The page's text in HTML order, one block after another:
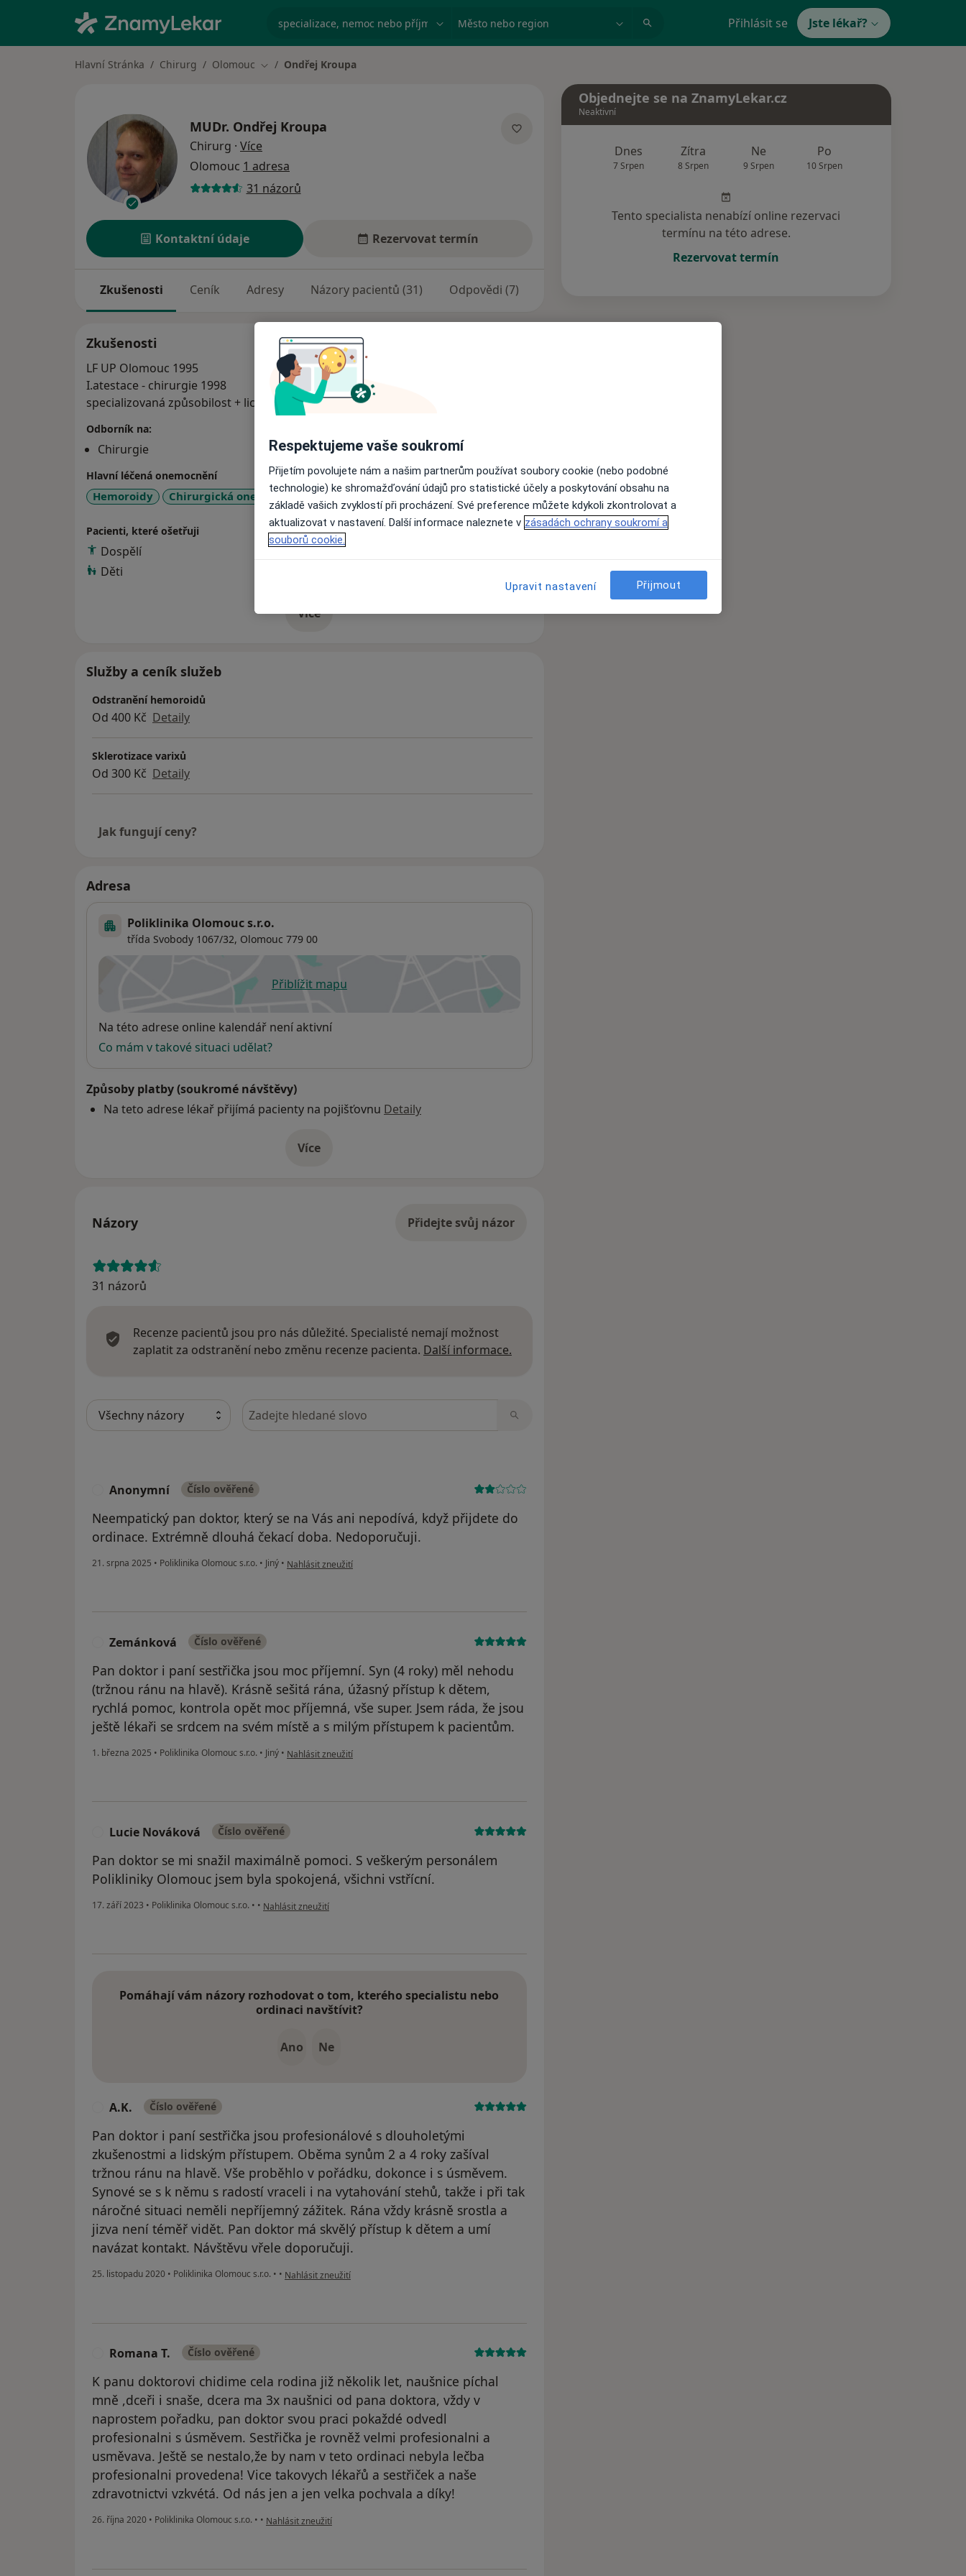
specializace, nemoc nebo příjmení Město nebo region Přihlásit se Jste lékař?
Hlavní Stránka Chirurg Olomouc Změna města
Ondřej Kroupa
MUDr. Ondřej Kroupa
Chirurg · Více
Olomouc 1 adresa
31 názorů
Kontaktní údaje Rezervovat termín
Zkušenosti Ceník Adresy Názory pacientů (31) Odpovědi (7)
Zkušenosti
LF UP Olomouc 1995
I.atestace - chirurgie 1998
specializovaná způsobilost + licence (chirurgie) 2001
Odborník na:
Chirurgie
Hlavní léčená onemocnění
Hemoroidy Chirurgická onemocnění +1a11y_sr_more_diseases
Pacienti, které ošetřuji
Dospělí
Děti
Víceo zkušenostech
Služby a ceník služeb
Odstranění hemoroidů
Od 400 Kč Detaily
Sklerotizace varixů
Od 300 Kč Detaily
Jak fungují ceny?
Adresa
Poliklinika Olomouc s.r.o.
třída Svobody 1067/32, Olomouc 779 00
Přiblížit mapuse otevře v nové záložce
Dostupnost
Na této adrese online kalendář není aktivní
Co mám v takové situaci udělat?
Způsoby platby (soukromé návštěvy)
Na teto adrese lékař přijímá pacienty na pojišťovnu Detaily
Víceo adrese
Názory Přidejte svůj názor
31 názorů
Recenze pacientů jsou pro nás důležité. Specialisté nemají možnost
zaplatit za odstranění nebo změnu recenze pacienta. Další informace.
Hledejte v názorech
Anonymní Číslo ověřené
Neempatický pan doktor, který se na Vás ani nepodívá, když přijdete do
ordinace. Extrémně dlouhá čekací doba. Nedoporučuji.
21. srpna 2025 • Poliklinika Olomouc s.r.o. • Jiný • podle názoru uživatele Anonymní
Nahlásit zneužití
Zemánková Číslo ověřené
Pan doktor i paní sestřička jsou moc příjemní. Syn (4 roky) měl nehodu
(tržnou ránu na hlavě). Krásně sešitá rána, úžasný přístup k dětem,
rychlá pomoc, kontrola opět moc příjemná, vše super. Jsem ráda, že jsou
ještě lékaři se srdcem na svém místě a s milým přístupem k pacientům.
1. března 2025 • Poliklinika Olomouc s.r.o. • Jiný • podle názoru uživatele Zemánková
Nahlásit zneužití
Lucie Nováková Číslo ověřené
Pan doktor se mi snažil maximálně pomoci. S veškerým personálem
Polikliniky Olomouc jsem byla spokojená, všichni vstřícní.
17. září 2023 • Poliklinika Olomouc s.r.o. • • podle názoru uživatele Lucie Nováková
Nahlásit zneužití
Pomáhají vám názory rozhodovat o tom, kterého specialistu nebo
ordinaci navštívit?
Ano Ne
A.K. Číslo ověřené
Pan doktor i paní sestřička jsou profesionálové s dlouholetými
zkušenostmi a lidským přístupem. Oběma synům 2 a 4 roky zašíval
tržnou ránu na hlavě. Vše proběhlo v pořádku, dokonce i s úsměvem.
Synové se s k němu s radostí vraceli i na vytahování stehů, takže i při tak
náročné situaci neměli nepříjemný zážitek. Rána vždy krásně srostla a
jizva není téměř vidět. Pan doktor má skvělý přístup k dětem a umí
navázat kontakt. Návštěvu vřele doporučuji.
25. listopadu 2020 • Poliklinika Olomouc s.r.o. • • podle názoru uživatele A.K.
Nahlásit zneužití
Romana T. Číslo ověřené
K panu doktorovi chidime cela rodina již několik let, naušnice píchal
mně ,dceři i snaše, dcera ma 3x naušnici od pana doktora, vždy v
naprostem pořadku, pan doktor svou praci pokaždé odvedl
profesionalni s úsměvem. Sestřička je rovněž velmi profesionalni a
usměvava. Ještě se nestalo,že by nam v teto ordinaci nebyla lečba
profesionalni provedena! Vice takovych lékařů a sestřiček a naše
zdravotnictvi vzkvétá. Od nás jen a jen velka pochvala a díky!
26. října 2020 • Poliklinika Olomouc s.r.o. • • podle názoru uživatele Romana T.
Nahlásit zneužití
Objednejte se na ZnamyLekar.cz
Neaktivní
Dnes
7 Srpen
Zítra
8 Srpen
Ne
9 Srpen
Po
10 Srpen
Tento specialista nenabízí online rezervaci
termínu na této adrese.
Rezervovat termín
Respektujeme vaše soukromí
Přijetím povolujete nám a našim partnerům používat soubory cookie (nebo podobné
technologie) ke shromažďování údajů pro statistické účely a poskytování obsahu na
základě vašich zvyklostí při procházení. Své preference můžete kdykoli zkontrolovat a
aktualizovat v nastavení. Další informace naleznete v zásadách ochrany soukromí a
souborů cookie.
Upravit nastavení Přijmout